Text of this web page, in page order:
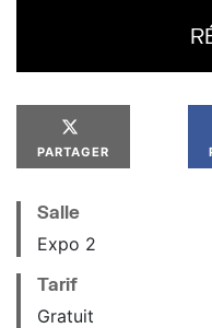
PARTAGER
Salle
Expo 2
Tarif
Gratuit